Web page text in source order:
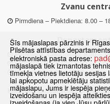
Zvanu
Pirmdiena – Piektdiena: 8.00 –
Pirmdiena, Ceturtdiena: 8.30 –
Otrdiena, Trešdiena: 8.30 – 17.00
Piektdiena: 8.30 – 15.00
Klātienes konsultācijas
Šīs mājaslapas pārzinis ir
Pilsētas attīstības
elektroniskā pasta adrese:
mājaslapā tiek izmantotas
tīmekļa vietnes lietotāju sesijas
lai apkopotu apmeklētāju
mājaslapu, Jums ir iespēja
izveidošanu un iespēja